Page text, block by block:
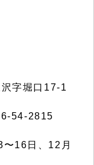
字堀口17-1
54-2815
16日、12月